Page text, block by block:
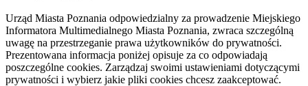
Urząd Miasta Poznania odpowiedzialny za prowadzenie Miejskiego
Informatora Multimedialnego Miasta Poznania, zwraca szczególną
uwagę na przestrzeganie prawa użytkowników do prywatności.
Prezentowana informacja poniżej opisuje za co odpowiadają
poszczególne cookies. Zarządzaj swoimi ustawieniami dotyczącymi
prywatności i wybierz jakie pliki cookies chcesz zaakceptować.